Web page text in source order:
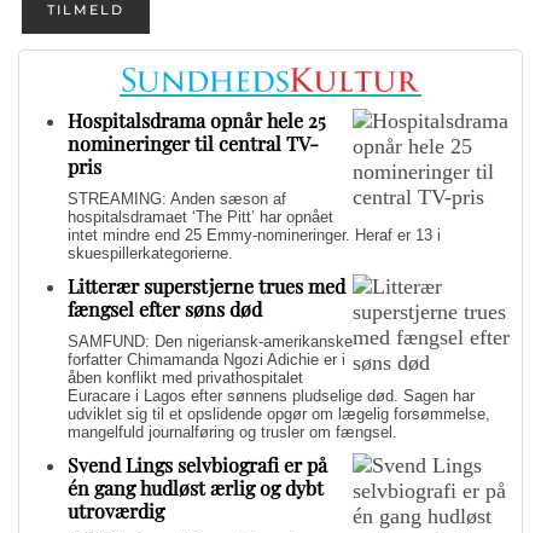
TILMELD
Hospitalsdrama opnår hele 25
nomineringer til central TV-
pris
STREAMING: Anden sæson af
hospitalsdramaet ‘The Pitt’ har opnået
intet mindre end 25 Emmy-nomineringer. Heraf er 13 i
skuespillerkategorierne.
Litterær superstjerne trues med
fængsel efter søns død
SAMFUND: Den nigeriansk-amerikanske
forfatter Chimamanda Ngozi Adichie er i
åben konflikt med privathospitalet
Euracare i Lagos efter sønnens pludselige død. Sagen har
udviklet sig til et opslidende opgør om lægelig forsømmelse,
mangelfuld journalføring og trusler om fængsel.
Svend Lings selvbiografi er på
én gang hudløst ærlig og dybt
utroværdig